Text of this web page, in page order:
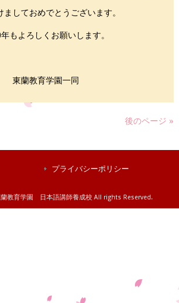
ましておめでとうございます。
年もよろしくお願いします。
東蘭教育学園一同
後のページ »
プライバシーポリシー
教育学園 日本語講師養成校 All rights Reserved.